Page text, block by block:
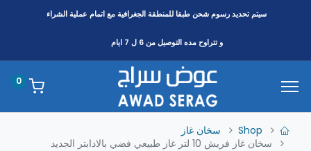
سيتم تحديد رسوم شحن طبقا للمنطقةالجغرافية مع اتمام عملية الشراء
و تتراوح مده التوصيل من 6 ل 7 ايام
0
Shop
سخان غاز
سخان غاز فريش 10 لتر غاز طبيعي فضي بالادابتر الجديد